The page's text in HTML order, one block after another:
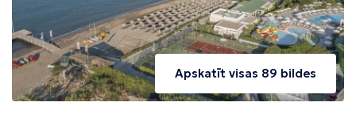
Apskatīt visas 89 bildes